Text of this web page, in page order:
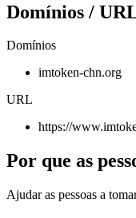
Domínios /
Domínios
imtoken-chn.org
URL
https://
Por que as
Ajudar as pessoas a